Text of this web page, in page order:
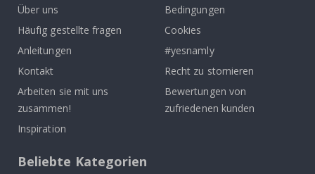
Über uns
Häufig gestellte fragen
Anleitungen
Kontakt
Arbeiten sie mit uns
zusammen!
Inspiration
Bedingungen
Cookies
#yesnamly
Recht zu stornieren
Bewertungen von
zufriedenen kunden
Beliebte Kategorien